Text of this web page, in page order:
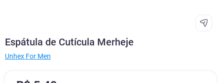
Espátula de Cutícula Merheje
Unhex For Men